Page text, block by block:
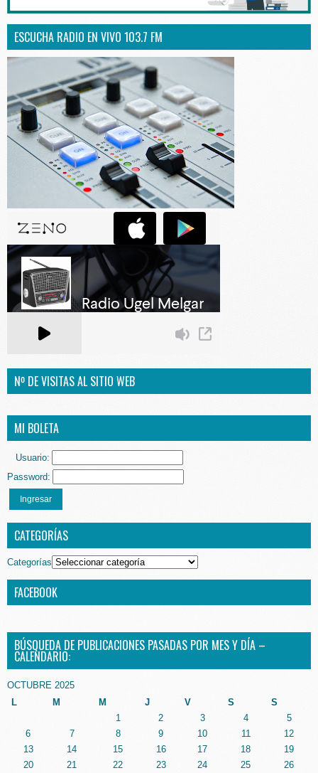
ESCUCHA RADIO EN VIVO 103.7 FM
Nº DE VISITAS AL SITIO WEB
MI BOLETA
Usuario:
Password:
Ingresar
CATEGORÍAS
Categorías
FACEBOOK
BÚSQUEDA DE PUBLICACIONES PASADAS POR MES Y DÍA –
CALENDARIO:
OCTUBRE 2025
L
M M J V S S
1 2 3 4
5
6
7 8 9 10 11
12
13
14 15 16 17 18
19
20
21 22 23 24 25
26